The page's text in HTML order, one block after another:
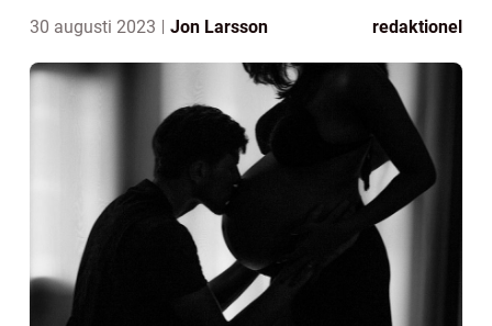
30 augusti 2023 Jon Larsson redaktionel